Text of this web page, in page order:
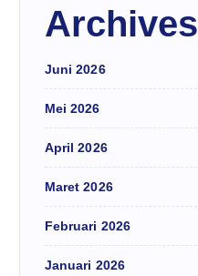
Archives
Juni 2026
Mei 2026
April 2026
Maret 2026
Februari 2026
Januari 2026